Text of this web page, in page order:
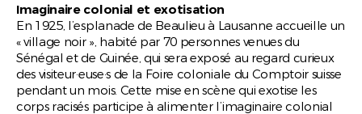
Imaginaire colonial et exotisation
En 1925, l’esplanade de Beaulieu à Lausanne accueille un
« village noir », habité par 70 personnes venues du
Sénégal et de Guinée, qui sera exposé au regard curieux
des visiteur·euse·s de la Foire coloniale du Comptoir suisse
pendant un mois. Cette mise en scène qui exotise les
corps racisés participe à alimenter l’imaginaire colonial